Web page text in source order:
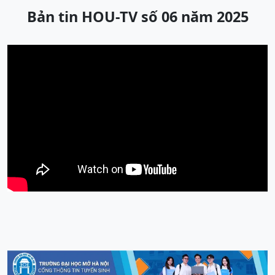
Bản tin HOU-TV số 06 năm 2025